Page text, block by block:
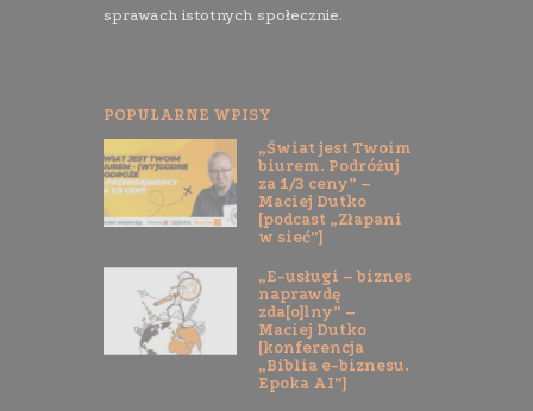
sprawach istotnych społecznie.
POPULARNE WPISY
„Świat jest Twoim
biurem. Podróżuj
za 1/3 ceny” –
Maciej Dutko
[podcast „Złapani
w sieć”]
„E-usługi – biznes
naprawdę
zda[o]lny” –
Maciej Dutko
[konferencja
„Biblia e-biznesu.
Epoka AI”]